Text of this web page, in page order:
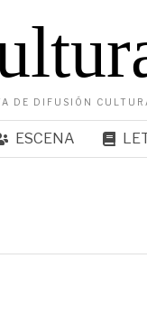
DE DIFUSIÓN
ESCENA